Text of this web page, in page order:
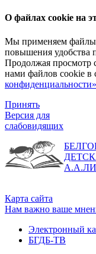
О файлах cookie на
Мы применяем файлы
повышения удобства
Продолжая просмотр
нами файлов cookie в
конфиденциальности»
Принять
Версия для
слабовидящих
Карта сайта
Нам важно ваше
Электронный
БГДБ-ТВ